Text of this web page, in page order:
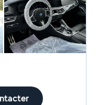
Rénovation